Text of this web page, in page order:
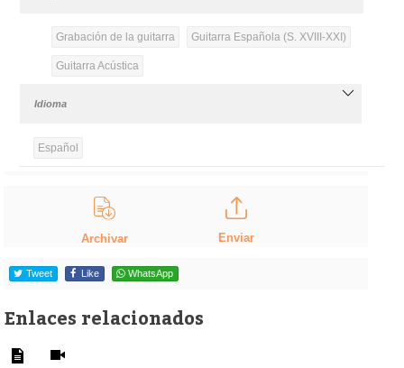
Grabación de la guitarra Guitarra Española (S. XVIII-XXI)
Guitarra Acústica
Idioma
Español
Archivar Enviar
Tweet Like WhatsApp
Enlaces relacionados